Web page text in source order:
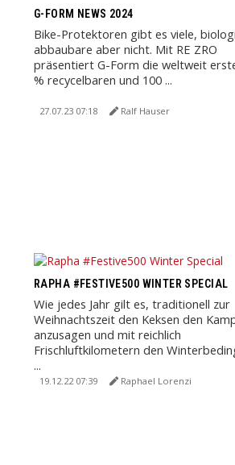
G-FORM NEWS 2024
Bike-Protektoren gibt es viele,
abbaubare aber nicht. Mit RE ZRO
präsentiert G-Form die weltweit
% recycelbaren und 100 ...
27.07.23 07:18 Ralf Hauser
RAPHA #FESTIVE500 WINTER SPECIAL
Wie jedes Jahr gilt es, traditionell zur
Weihnachtszeit den Keksen den
anzusagen und mit reichlich
Frischluftkilometern den
...
19.12.22 07:39 Raphael Lorenzi